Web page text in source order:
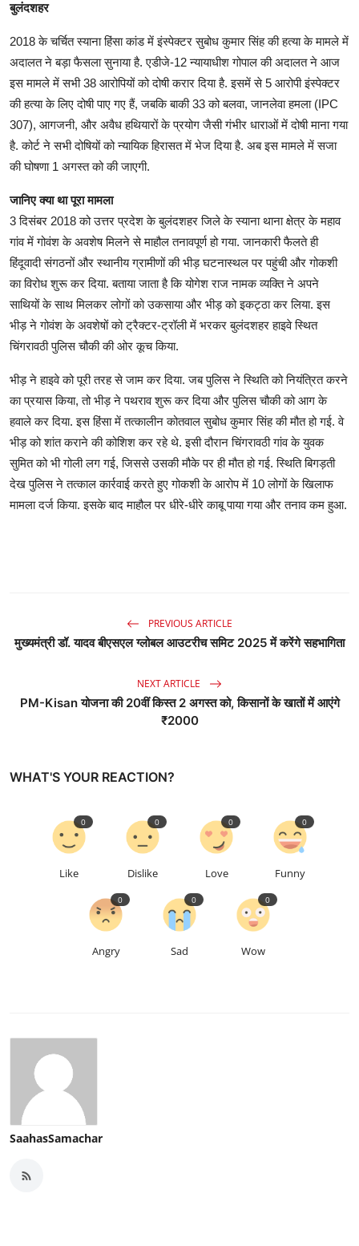
बुलंदशहर
2018 के चर्चित स्याना हिंसा कांड में इंस्पेक्टर सुबोध कुमार सिंह की हत्या के मामले में
अदालत ने बड़ा फैसला सुनाया है. एडीजे-12 न्यायाधीश गोपाल की अदालत ने आज
इस मामले में सभी 38 आरोपियों को दोषी करार दिया है. इसमें से 5 आरोपी इंस्पेक्टर
की हत्या के लिए दोषी पाए गए हैं, जबकि बाकी 33 को बलवा, जानलेवा हमला (IPC
307), आगजनी, और अवैध हथियारों के प्रयोग जैसी गंभीर धाराओं में दोषी माना गया
है. कोर्ट ने सभी दोषियों को न्यायिक हिरासत में भेज दिया है. अब इस मामले में सजा
की घोषणा 1 अगस्त को की जाएगी.
जानिए क्या था पूरा मामला
3 दिसंबर 2018 को उत्तर प्रदेश के बुलंदशहर जिले के स्याना थाना क्षेत्र के महाव
गांव में गोवंश के अवशेष मिलने से माहौल तनावपूर्ण हो गया. जानकारी फैलते ही
हिंदूवादी संगठनों और स्थानीय ग्रामीणों की भीड़ घटनास्थल पर पहुंची और गोकशी
का विरोध शुरू कर दिया. बताया जाता है कि योगेश राज नामक व्यक्ति ने अपने
साथियों के साथ मिलकर लोगों को उकसाया और भीड़ को इकट्ठा कर लिया. इस
भीड़ ने गोवंश के अवशेषों को ट्रैक्टर-ट्रॉली में भरकर बुलंदशहर हाइवे स्थित
चिंगरावठी पुलिस चौकी की ओर कूच किया.
भीड़ ने हाइवे को पूरी तरह से जाम कर दिया. जब पुलिस ने स्थिति को नियंत्रित करने
का प्रयास किया, तो भीड़ ने पथराव शुरू कर दिया और पुलिस चौकी को आग के
हवाले कर दिया. इस हिंसा में तत्कालीन कोतवाल सुबोध कुमार सिंह की मौत हो गई. वे
भीड़ को शांत कराने की कोशिश कर रहे थे. इसी दौरान चिंगरावठी गांव के युवक
सुमित को भी गोली लग गई, जिससे उसकी मौके पर ही मौत हो गई. स्थिति बिगड़ती
देख पुलिस ने तत्काल कार्रवाई करते हुए गोकशी के आरोप में 10 लोगों के खिलाफ
मामला दर्ज किया. इसके बाद माहौल पर धीरे-धीरे काबू पाया गया और तनाव कम हुआ.
PREVIOUS ARTICLE
मुख्यमंत्री डॉ. यादव बीएसएल ग्लोबल आउटरीच समिट 2025 में करेंगे सहभागिता
NEXT ARTICLE
PM-Kisan योजना की 20वीं किस्त 2 अगस्त को, किसानों के खातों में आएंगे
₹2000
WHAT'S YOUR REACTION?
Like
0
Dislike
0
Love
0
Funny
0
Angry
0
Sad
0
Wow
0
SaahasSamachar